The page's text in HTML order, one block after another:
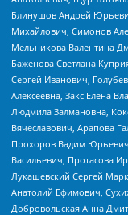
Блинушов Андрей
Михайлович, Симонов
Мельникова Валентина
Баженова Светлана
Сергей Иванович,
Алексеевна, Закс Елена
Людмила Залмановна,
Вячеславович, Арапова
Прохоров Вадим
Васильевич, Протасова
Лукашевский Сергей
Анатолий Ефимович,
Добровольская Анна